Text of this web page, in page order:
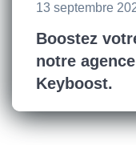
13 septembre
Boostez
notre
Keyboost.